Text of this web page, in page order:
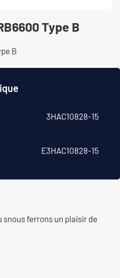
Type B
B
3HAC10828-15
E3HAC10828-15
ferrons un plaisir de